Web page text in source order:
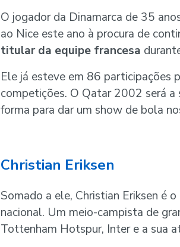
O jogador da Dinamarca de 35
ao Nice este ano à procura de
titular da equipe francesa
Ele já esteve em 86 participações
competições. O Qatar 2002 será
forma para dar um show de bola
Christian Eriksen
Somado a ele, Christian Eriksen é
nacional. Um meio-campista de
Tottenham Hotspur, Inter e a sua